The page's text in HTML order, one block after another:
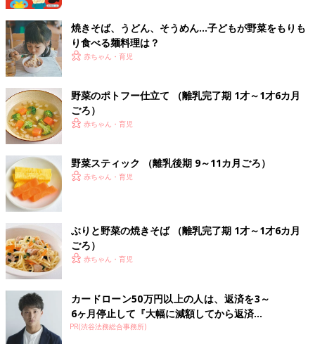
焼きそば、うどん、そうめん…子どもが野菜をもりも
り食べる麺料理は？
赤ちゃん・育児
野菜のポトフー仕立て （離乳完了期 1才～1才6カ月
ごろ）
赤ちゃん・育児
野菜スティック （離乳後期 9～11カ月ごろ）
赤ちゃん・育児
ぶりと野菜の焼きそば （離乳完了期 1才～1才6カ月
ごろ）
赤ちゃん・育児
カードローン50万円以上の人は、返済を3～
6ヶ月停止して『大幅に減額してから返済...
PR(渋谷法務総合事務所)